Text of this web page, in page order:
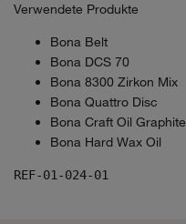
Verwendete Produkte
Bona Belt
Bona DCS 70
Bona 8300 Zirkon Mix
Bona Quattro Disc
Bona Craft Oil Graphite
Bona Hard Wax Oil
REF-01-024-01